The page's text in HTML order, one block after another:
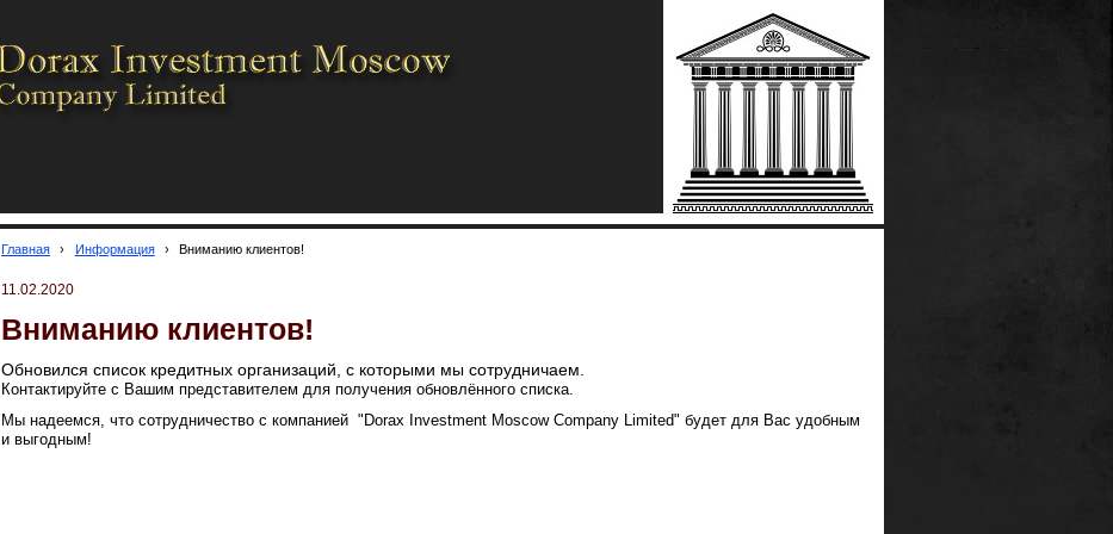
Главная › Информация › Вниманию клиентов!
11.02.2020
Вниманию клиентов!
Обновился список кредитных организаций, с которыми мы сотрудничаем.
Контактируйте с Вашим представителем для получения обновлённого списка.
Мы надеемся, что сотрудничество с компанией "Dorax Investment Moscow Company Limited" будет для Вас удобным
и выгодным!